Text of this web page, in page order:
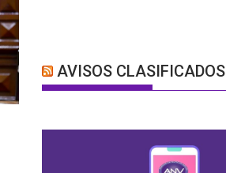
AVISOS CLASIFICADOS